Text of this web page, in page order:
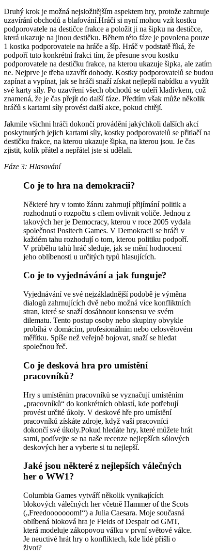
Druhý krok je možná nejsložitějším aspektem hry, protože zahrnuje
uzavírání obchodů a blafování.Hráči si nyní mohou vzít kostku
podporovatele na destičce frakce a položit ji na šipku na destičce,
která ukazuje na jinou destičku. Během této fáze je povolena pouze
1 kostka podporovatele na hráče a šíp. Hráč v podstatě říká, že
podpoří tuto konkrétní frakci tím, že přesune svou kostku
podporovatele na destičku frakce, na kterou ukazuje šipka, ale zatím
ne. Nejprve je třeba uzavřít dohody. Kostky podporovatelů se budou
zapínat a vypínat, jak se hráči snaží získat nejlepší nabídku a využít
své karty síly. Po uzavření všech obchodů se udeří kladívkem, což
znamená, že je čas přejít do další fáze. Předtím však může několik
hráčů s kartami síly provést další akce, pokud chtějí.
Jakmile všichni hráči dokončí provádění jakýchkoli dalších akcí
poskytnutých jejich kartami síly, kostky podporovatelů se přitlačí na
destičku frakce, na kterou ukazuje šipka, na kterou jsou. Je čas
zjistit, kolik přátel a nepřátel jste si udělali.
Fáze 3: Hlasování
Co je to hra na demokracii?
Některé hry v tomto žánru zahrnují přijímání politik a
rozhodnutí o rozpočtu s cílem ovlivnit voliče. Jednou z
takových her je Democracy, kterou v roce 2005 vydala
společnost Positech Games. V Demokracii se hráči v
každém tahu rozhodují o tom, kterou politiku podpoří.
V průběhu tahů hráč sleduje, jak se mění hodnocení
jeho oblíbenosti u určitých typů hlasujících.
Co je to vyjednávání a jak funguje?
Vyjednávání ve své nejzákladnější podobě je výměna
dialogů zahrnujících dvě nebo možná více konfliktních
stran, které se snaží dosáhnout konsensu ve svém
dilematu. Tento postup osoby nebo skupiny obvykle
probíhá v domácím, profesionálním nebo celosvětovém
měřítku. Spíše než veřejně bojovat, snaží se hledat
společnou řeč.
Co je desková hra pro umístění
pracovníků?
Hry s umístěním pracovníků se vyznačují umístěním
„pracovníků“ do konkrétních oblastí, kde potřebují
provést určité úkoly. V deskové hře pro umístění
pracovníků získáte zdroje, když vaši pracovníci
dokončí své úkoly.Pokud hledáte hry, které můžete hrát
sami, podívejte se na naše recenze nejlepších sólových
deskových her a vyberte si tu nejlepší.
Jaké jsou některé z nejlepších válečných
her o WW1?
Columbia Games vytváří několik vynikajících
blokových válečných her včetně Hammer of the Scots
(„Freedooooooom!“) a Julia Caesara. Moje současná
oblíbená bloková hra je Fields of Despair od GMT,
která modeluje zákopovou válku v první světové válce.
Je neuctivé hrát hry o konfliktech, kde lidé přišli o
život?